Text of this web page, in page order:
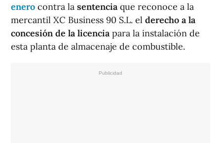
enero contra la sentencia que reconoce a la
mercantil XC Business 90 S.L. el derecho a la
concesión de la licencia para la instalación de
esta planta de almacenaje de combustible.